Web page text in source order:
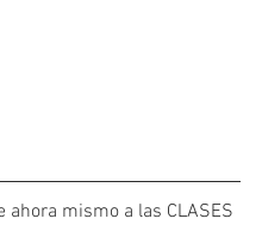
ahora mismo a las CLASES